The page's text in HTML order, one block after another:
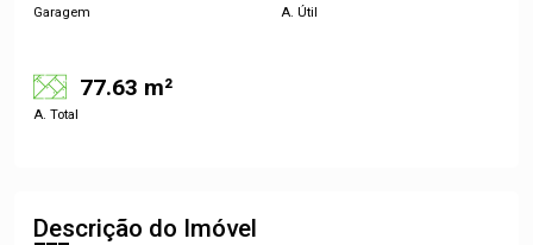
Garagem A. Útil
77.63 m²
A. Total
Descrição do Imóvel